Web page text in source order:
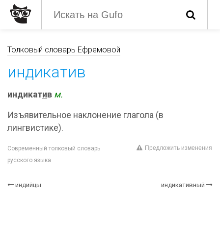
Толковый словарь Ефремовой
индикатив
индикатив м.
Изъявительное наклонение глагола (в
лингвистике).
Современный толковый словарь
русского языка
Предложить изменения
индийцы индикативный